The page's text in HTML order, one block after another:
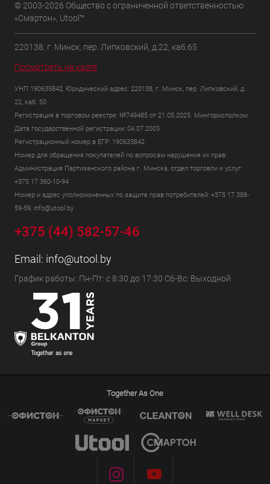
© 2003-2026 Общество с ограниченной ответственностью
«Смартон», Utool™
220138, г. Минск, пер. Липковский, д.22, каб.65
Посмотреть на карте
УНП 190635842, Юридический адрес: 220138, г. Минск, пер. Липковский, д.
22, каб. 50
Регистрация в торговом реестре: №749485 от 21.05.2025. Мингорисполком.
Дата государственной регистрации: 04.07.2005
Регистрационный номер в ЕГР: 190635842
Номер для обращения покупателей по вопросам нарушения их прав:
Администрация Партизанского района г. Минска, отдел торговли и услуг:
+375 17 360-10-94
Номер и адрес уполномоченных по защите прав потребителей: +375 17 388-
59-59, info@utool.by
+375 (44) 582-57-46
Email: info@utool.by
График работы: Пн-Пт: с 8:30 до 17:30 Сб-Вс: Выходной
Together As One